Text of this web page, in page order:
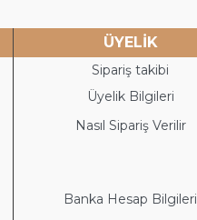
ÜYELİK
Sipariş takibi
Üyelik Bilgileri
Nasıl Sipariş Verilir
Banka Hesap Bilgileri